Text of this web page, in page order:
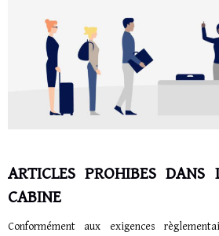
ARTICLES PROHIBES DANS
CABINE
Conformément aux exigences